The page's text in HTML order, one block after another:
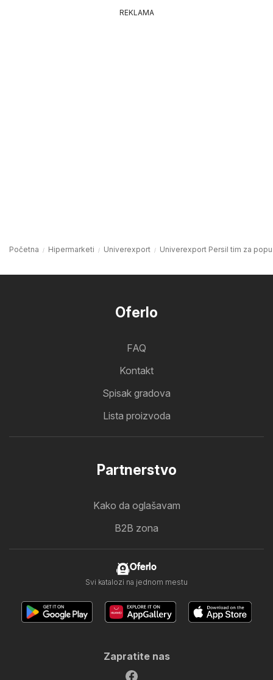
REKLAMA
Početna Hipermarketi Univerexport Univerexport Persil tim za
Oferlo
FAQ
Kontakt
Spisak gradova
Lista proizvoda
Partnerstvo
Kako da oglašavam
B2B zona
Oferlo
Svi katalozi na jednom mestu
Zapratite nas